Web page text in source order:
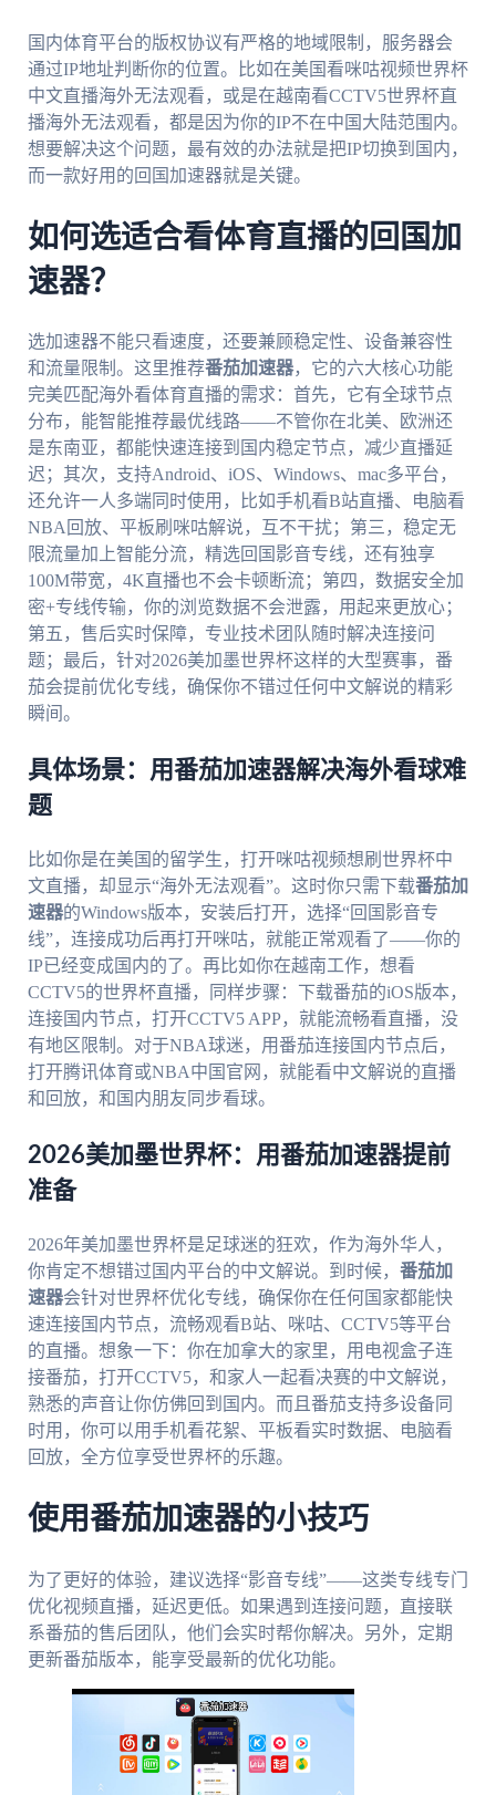
国内体育平台的版权协议有严格的地域限制，服务器会
通过IP地址判断你的位置。比如在美国看咪咕视频世界杯
中文直播海外无法观看，或是在越南看CCTV5世界杯直
播海外无法观看，都是因为你的IP不在中国大陆范围内。
想要解决这个问题，最有效的办法就是把IP切换到国内，
而一款好用的回国加速器就是关键。
如何选适合看体育直播的回国加
速器？
选加速器不能只看速度，还要兼顾稳定性、设备兼容性
和流量限制。这里推荐番茄加速器，它的六大核心功能
完美匹配海外看体育直播的需求：首先，它有全球节点
分布，能智能推荐最优线路——不管你在北美、欧洲还
是东南亚，都能快速连接到国内稳定节点，减少直播延
迟；其次，支持Android、iOS、Windows、mac多平台，
还允许一人多端同时使用，比如手机看B站直播、电脑看
NBA回放、平板刷咪咕解说，互不干扰；第三，稳定无
限流量加上智能分流，精选回国影音专线，还有独享
100M带宽，4K直播也不会卡顿断流；第四，数据安全加
密+专线传输，你的浏览数据不会泄露，用起来更放心；
第五，售后实时保障，专业技术团队随时解决连接问
题；最后，针对2026美加墨世界杯这样的大型赛事，番
茄会提前优化专线，确保你不错过任何中文解说的精彩
瞬间。
具体场景：用番茄加速器解决海外看球难
题
比如你是在美国的留学生，打开咪咕视频想刷世界杯中
文直播，却显示“海外无法观看”。这时你只需下载番茄加
速器的Windows版本，安装后打开，选择“回国影音专
线”，连接成功后再打开咪咕，就能正常观看了——你的
IP已经变成国内的了。再比如你在越南工作，想看
CCTV5的世界杯直播，同样步骤：下载番茄的iOS版本，
连接国内节点，打开CCTV5 APP，就能流畅看直播，没
有地区限制。对于NBA球迷，用番茄连接国内节点后，
打开腾讯体育或NBA中国官网，就能看中文解说的直播
和回放，和国内朋友同步看球。
2026美加墨世界杯：用番茄加速器提前
准备
2026年美加墨世界杯是足球迷的狂欢，作为海外华人，
你肯定不想错过国内平台的中文解说。到时候， 番茄加
速器会针对世界杯优化专线，确保你在任何国家都能快
速连接国内节点，流畅观看B站、咪咕、CCTV5等平台
的直播。想象一下：你在加拿大的家里，用电视盒子连
接番茄，打开CCTV5，和家人一起看决赛的中文解说，
熟悉的声音让你仿佛回到国内。而且番茄支持多设备同
时用，你可以用手机看花絮、平板看实时数据、电脑看
回放，全方位享受世界杯的乐趣。
使用番茄加速器的小技巧
为了更好的体验，建议选择“影音专线”——这类专线专门
优化视频直播，延迟更低。如果遇到连接问题，直接联
系番茄的售后团队，他们会实时帮你解决。另外，定期
更新番茄版本，能享受最新的优化功能。